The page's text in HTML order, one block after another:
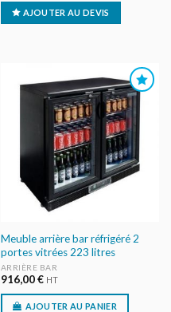
AJOUTER AU DEVIS
AJOUTER
AU DEVIS
Meuble arrière bar réfrigéré 2
portes vitrées 223 litres
ARRIÈRE BAR
916,00€ HT
AJOUTER AU PANIER